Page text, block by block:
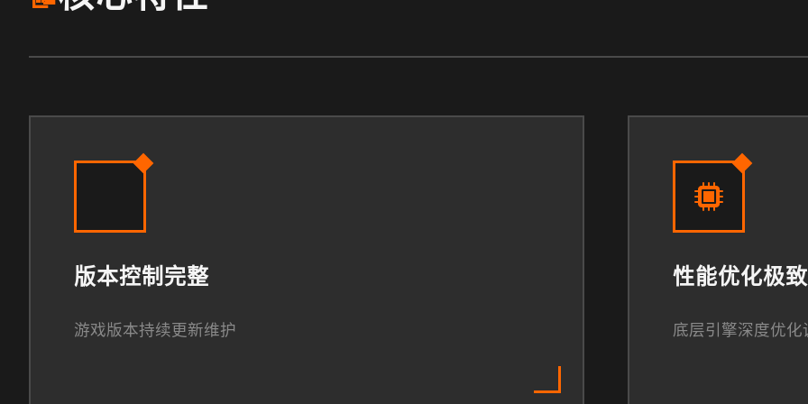
版本控制完整
游戏版本持续更新维护
性能优化极致
底层引擎深度优化